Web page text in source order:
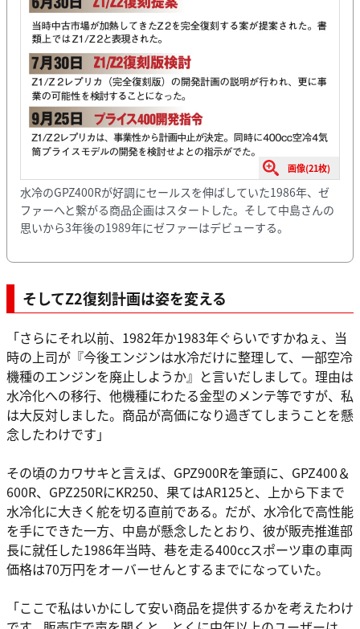
画像(21枚)
水冷のGPZ400Rが好調にセールスを伸ばしていた1986年、ゼ
ファーへと繋がる商品企画はスタートした。そして中島さんの
思いから3年後の1989年にゼファーはデビューする。
そしてZ2復刻計画は姿を変える
「さらにそれ以前、1982年か1983年ぐらいですかねぇ、当
時の上司が『今後エンジンは水冷だけに整理して、一部空冷
機種のエンジンを廃止しようか』と言いだしまして。理由は
水冷化への移行、他機種にわたる金型のメンテ等ですが、私
は大反対しました。商品が高価になり過ぎてしまうことを懸
念したわけです」
その頃のカワサキと言えば、GPZ900Rを筆頭に、GPZ400＆
600R、GPZ250RにKR250、果てはAR125と、上から下まで
水冷化に大きく舵を切る直前である。だが、水冷化で高性能
を手にできた一方、中島が懸念したとおり、彼が販売推進部
長に就任した1986年当時、巷を走る400ccスポーツ車の車両
価格は70万円をオーバーせんとするまでになっていた。
「ここで私はいかにして安い商品を提供するかを考えたわけ